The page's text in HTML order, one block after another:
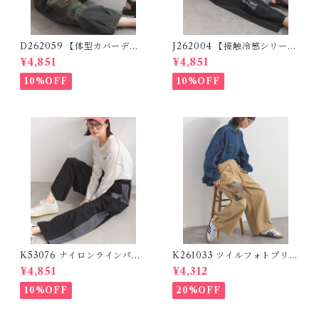
D262059 【体型カバーデニ
ムシリーズ】 パッチワークロ
ゴデニムパンツ / Patchwork
Logo Denim Pants
¥4,851
10%OFF
J262004 【接触冷感シリー
ズ】 ツイルワーク風ロゴパン
ツ / Cool Touch Twill Work
Logo Pants (残りわずか)
¥4,851
10%OFF
K53076 ナイロンラインパン
ツ / Nylon Line Pants (残り
わずか)
¥4,851
10%OFF
K261033 ツイルフォトプリン
トイージーテーパードパンツ /
Twill Photo Print Easy Tap
ered Pants
¥4,312
20%OFF